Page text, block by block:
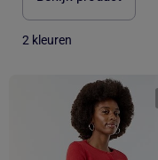
2 kleuren